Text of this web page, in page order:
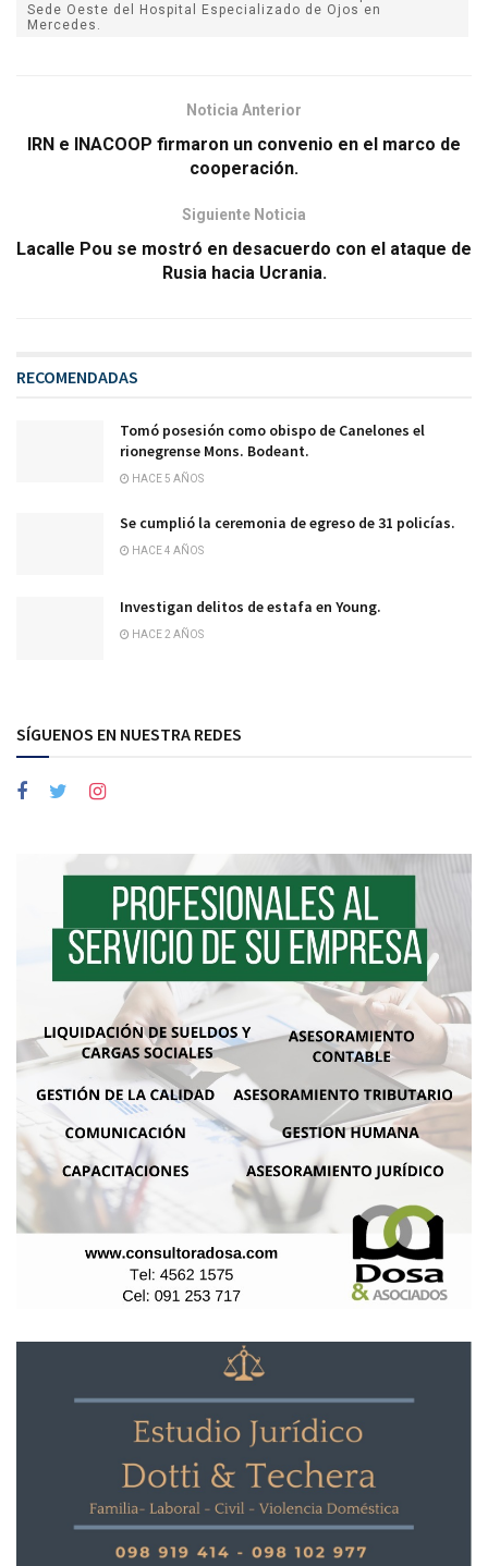
Sede Oeste del Hospital Especializado de Ojos en
Mercedes.
Noticia Anterior
IRN e INACOOP firmaron un convenio en el marco de
cooperación.
Siguiente Noticia
Lacalle Pou se mostró en desacuerdo con el ataque de
Rusia hacia Ucrania.
RECOMENDADAS
Tomó posesión como obispo de Canelones el
rionegrense Mons. Bodeant.
HACE 5 AÑOS
Se cumplió la ceremonia de egreso de 31 policías.
HACE 4 AÑOS
Investigan delitos de estafa en Young.
HACE 2 AÑOS
SÍGUENOS EN NUESTRA REDES